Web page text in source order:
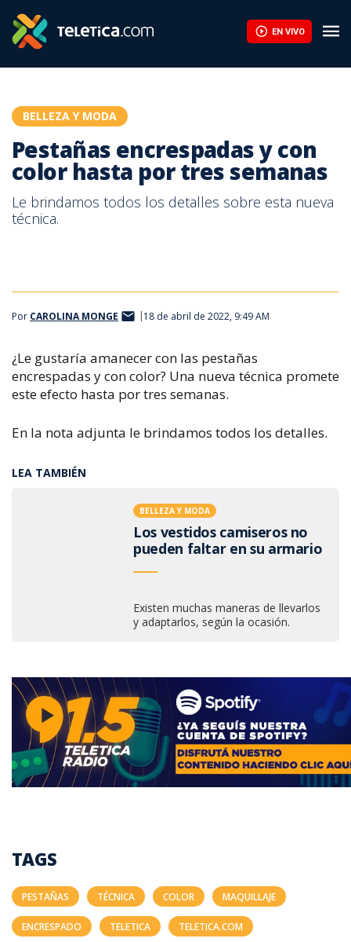
EN VIVO
BELLEZA Y MODA
Pestañas encrespadas y con
color hasta por tres semanas
Le brindamos todos los detalles sobre esta nueva
técnica.
Por CAROLINA MONGE 18 de abril de 2022, 9:49 AM
¿Le gustaría amanecer con las pestañas
encrespadas y con color? Una nueva técnica promete
este efecto hasta por tres semanas.
En la nota adjunta le brindamos todos los detalles.
LEA TAMBIÉN
BELLEZA Y MODA
Los vestidos camiseros no
pueden faltar en su armario
Existen muchas maneras de llevarlos
y adaptarlos, según la ocasión.
TAGS
PESTAÑAS TÉCNICA COLOR MAQUILLAJE
ENCRESPADO TELETICA TELETICA.COM